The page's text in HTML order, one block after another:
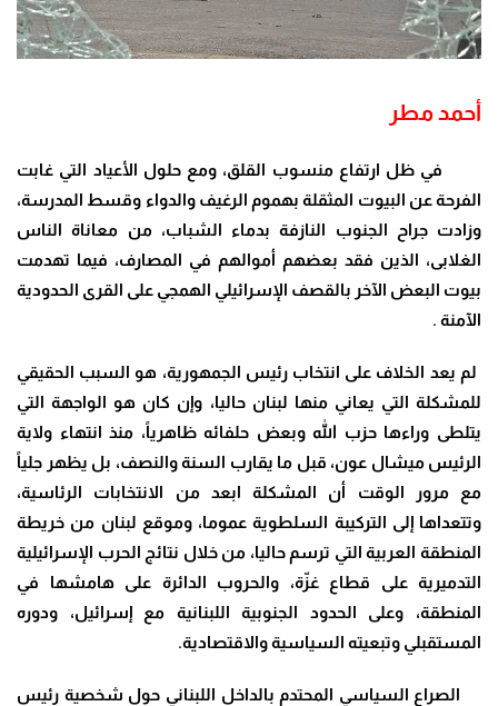
أحمد مطر
في ظل ارتفاع منسوب القلق، ومع حلول الأعياد التي غابت
الفرحة عن البيوت المثقلة بهموم الرغيف والدواء وقسط المدرسة،
وزادت جراح الجنوب النازفة بدماء الشباب، من معاناة الناس
الغلابى، الذين فقد بعضهم أموالهم في المصارف، فيما تهدمت
بيوت البعض الآخر بالقصف الإسرائيلي الهمجي على القرى الحدودية
الآمنة .
‎ لم يعد الخلاف على انتخاب رئيس الجمهورية، هو السبب الحقيقي
للمشكلة التي يعاني منها لبنان حاليا، وإن كان هو الواجهة التي
يتلطى وراءها حزب الله وبعض حلفائه ظاهرياً، منذ انتهاء ولاية
الرئيس ميشال عون، قبل ما يقارب السنة والنصف، بل يظهر جلياً
مع مرور الوقت أن المشكلة ابعد من الانتخابات الرئاسية،
وتتعداها إلى التركيبة السلطوية عموما، وموقع لبنان من خريطة
المنطقة العربية التي ترسم حاليا، من خلال نتائج الحرب الإسرائيلية
التدميرية على قطاع غزّة، والحروب الدائرة على هامشها في
المنطقة، وعلى الحدود الجنوبية اللبنانية مع إسرائيل، ودوره
المستقبلي وتبعيته السياسية والاقتصادية.
‎ الصراع السياسي المحتدم بالداخل اللبناني حول شخصية رئيس